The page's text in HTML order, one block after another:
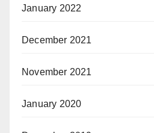
January 2022
December 2021
November 2021
January 2020